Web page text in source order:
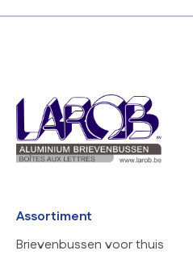
Assortiment
Brievenbussen voor thuis